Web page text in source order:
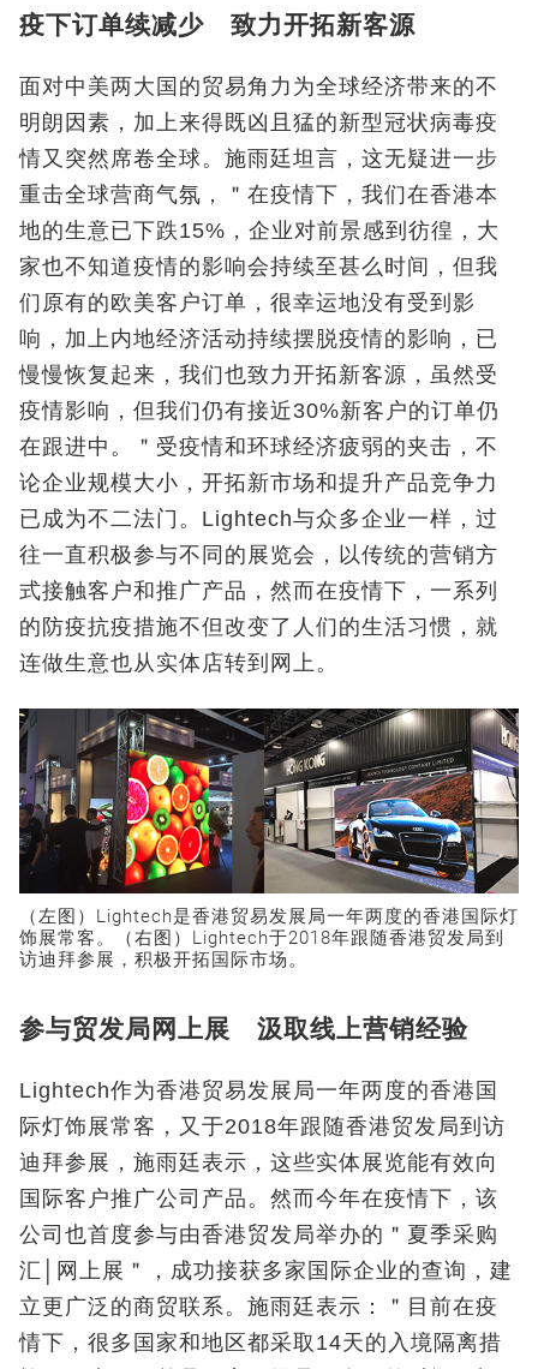
疫下订单续减少 致力开拓新客源
面对中美两大国的贸易角力为全球经济带来的不
明朗因素，加上来得既凶且猛的新型冠状病毒疫
情又突然席卷全球。施雨廷坦言，这无疑进一步
重击全球营商气氛，＂在疫情下，我们在香港本
地的生意已下跌15%，企业对前景感到彷徨，大
家也不知道疫情的影响会持续至甚么时间，但我
们原有的欧美客户订单，很幸运地没有受到影
响，加上内地经济活动持续摆脱疫情的影响，已
慢慢恢复起来，我们也致力开拓新客源，虽然受
疫情影响，但我们仍有接近30%新客户的订单仍
在跟进中。＂受疫情和环球经济疲弱的夹击，不
论企业规模大小，开拓新市场和提升产品竞争力
已成为不二法门。Lightech与众多企业一样，过
往一直积极参与不同的展览会，以传统的营销方
式接触客户和推广产品，然而在疫情下，一系列
的防疫抗疫措施不但改变了人们的生活习惯，就
连做生意也从实体店转到网上。
（左图）Lightech是香港贸易发展局一年两度的香港国际灯
饰展常客。（右图）Lightech于2018年跟随香港贸发局到
访迪拜参展，积极开拓国际市场。
参与贸发局网上展 汲取线上营销经验
Lightech作为香港贸易发展局一年两度的香港国
际灯饰展常客，又于2018年跟随香港贸发局到访
迪拜参展，施雨廷表示，这些实体展览能有效向
国际客户推广公司产品。然而今年在疫情下，该
公司也首度参与由香港贸发局举办的＂夏季采购
汇│网上展＂，成功接获多家国际企业的查询，建
立更广泛的商贸联系。施雨廷表示：＂目前在疫
情下，很多国家和地区都采取14天的入境隔离措